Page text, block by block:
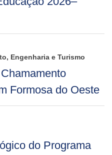
Engenharia e Turismo
Formosa do Oeste
do Programa